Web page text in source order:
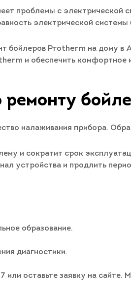
проблемы с электрической
электрической
бойлеров Protherm на дому в
и обеспечить комфортное
ремонту
налаживания прибора.
и сократит срок
устройства и продлить
образование.
диагностики.
или оставьте заявку на